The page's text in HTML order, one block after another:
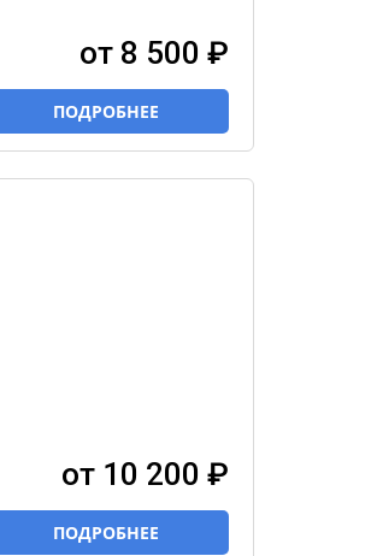
от 8 500 ₽
ПОДРОБНЕЕ
от 10 200 ₽
ПОДРОБНЕЕ